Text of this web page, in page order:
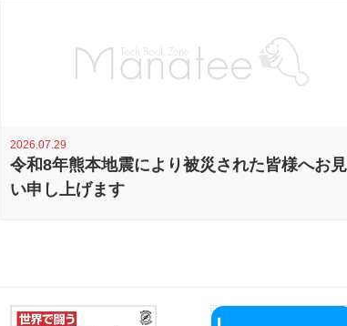
2026.07.29
令和8年熊本地震により被災された皆様へお
い申し上げます